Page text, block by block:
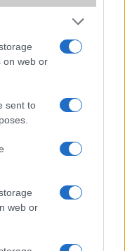
on web or
sent to
web or